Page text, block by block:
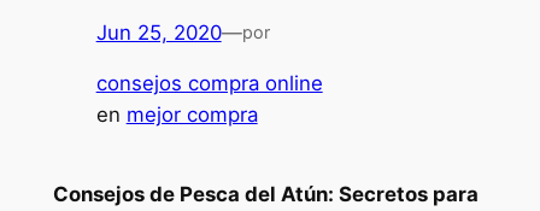
Jun 25, 2020—por
consejos compra online
en mejor compra
Consejos de Pesca del Atún: Secretos para